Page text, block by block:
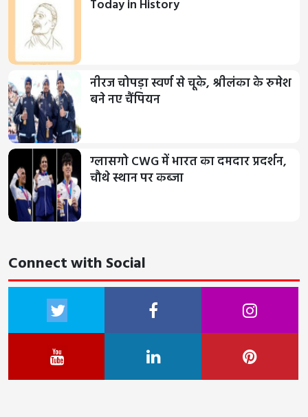
Today in History
नीरज चोपड़ा स्वर्ण से चूके, श्रीलंका के रुमेश
बने नए चैंपियन
ग्लासगो CWG में भारत का दमदार प्रदर्शन,
चौथे स्थान पर कब्जा
Connect with Social